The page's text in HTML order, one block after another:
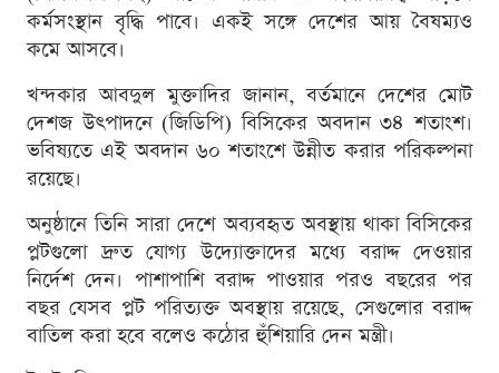
কর্মসংস্থান বৃদ্ধি পাবে। একই সঙ্গে দেশের আয় বৈষম্যও
কমে আসবে।
খন্দকার আবদুল মুক্তাদির জানান, বর্তমানে দেশের মোট
দেশজ উৎপাদনে (জিডিপি) বিসিকের অবদান ৩৪ শতাংশ।
ভবিষ্যতে এই অবদান ৬০ শতাংশে উন্নীত করার পরিকল্পনা
রয়েছে।
অনুষ্ঠানে তিনি সারা দেশে অব্যবহৃত অবস্থায় থাকা বিসিকের
প্লটগুলো দ্রুত যোগ্য উদ্যোক্তাদের মধ্যে বরাদ্দ দেওয়ার
নির্দেশ দেন। পাশাপাশি বরাদ্দ পাওয়ার পরও বছরের পর
বছর যেসব প্লট পরিত্যক্ত অবস্থায় রয়েছে, সেগুলোর বরাদ্দ
বাতিল করা হবে বলেও কঠোর হুঁশিয়ারি দেন মন্ত্রী।